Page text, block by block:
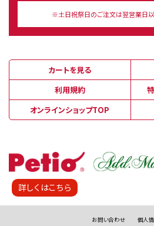
※土日祝祭日のご注文は翌営業日以
カートを見る
利用規約
オンラインショップTOP
お問い合わせ 個人
詳しくはこちら